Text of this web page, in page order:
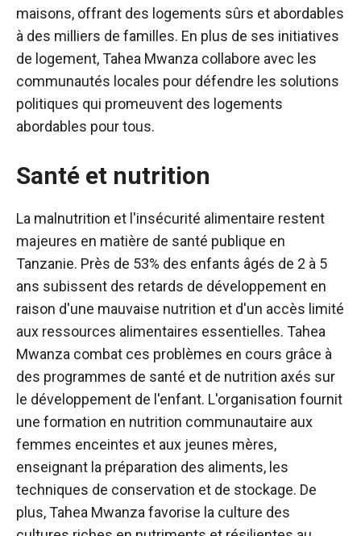
maisons, offrant des logements sûrs et abordables
à des milliers de familles. En plus de ses initiatives
de logement, Tahea Mwanza collabore avec les
communautés locales pour défendre les solutions
politiques qui promeuvent des logements
abordables pour tous.
Santé et nutrition
La malnutrition et l'insécurité alimentaire restent
majeures en matière de santé publique en
Tanzanie. Près de 53% des enfants âgés de 2 à 5
ans subissent des retards de développement en
raison d'une mauvaise nutrition et d'un accès limité
aux ressources alimentaires essentielles. Tahea
Mwanza combat ces problèmes en cours grâce à
des programmes de santé et de nutrition axés sur
le développement de l'enfant. L'organisation fournit
une formation en nutrition communautaire aux
femmes enceintes et aux jeunes mères,
enseignant la préparation des aliments, les
techniques de conservation et de stockage. De
plus, Tahea Mwanza favorise la culture des